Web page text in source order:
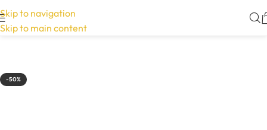
Skip to navigation
Skip to main content
-50%